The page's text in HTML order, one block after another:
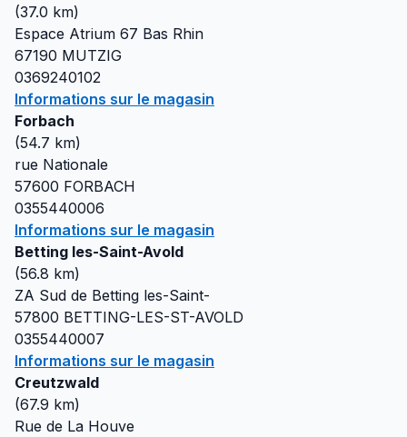
(37.0 km)
Espace Atrium 67 Bas Rhin
67190 MUTZIG
0369240102
Informations sur le magasin
Forbach
(54.7 km)
rue Nationale
57600 FORBACH
0355440006
Informations sur le magasin
Betting les-Saint-Avold
(56.8 km)
ZA Sud de Betting les-Saint-
57800 BETTING-LES-ST-AVOLD
0355440007
Informations sur le magasin
Creutzwald
(67.9 km)
Rue de La Houve